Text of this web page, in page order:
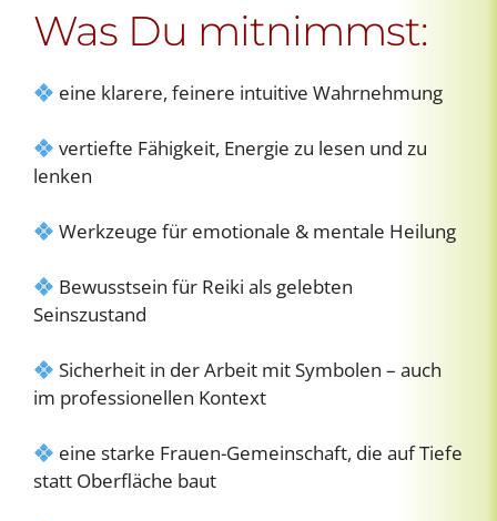
Was Du mitnimmst:
eine klarere, feinere intuitive Wahrnehmung
vertiefte Fähigkeit, Energie zu lesen und zu
lenken
Werkzeuge für emotionale & mentale Heilung
Bewusstsein für Reiki als gelebten
Seinszustand
Sicherheit in der Arbeit mit Symbolen – auch
im professionellen Kontext
eine starke Frauen-Gemeinschaft, die auf Tiefe
statt Oberfläche baut